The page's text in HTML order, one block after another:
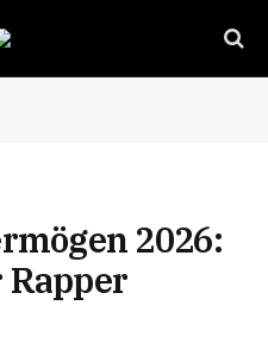
2026:
Rapper